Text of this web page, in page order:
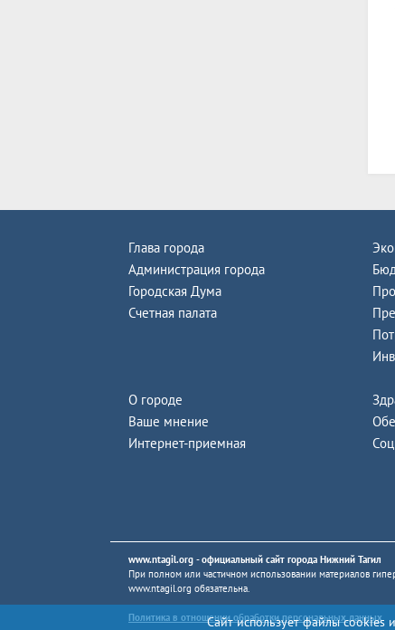
Глава города
Администрация города
Городская Дума
Счетная палата
О городе
Ваше мнение
Интернет-приемная
www.ntagil.org - официальный сайт города Нижний Тагил
При полном или частичном использовании материалов
www.ntagil.org обязательна.
Политика в отношении обработки персональных данных
Сайт использует файлы cookies